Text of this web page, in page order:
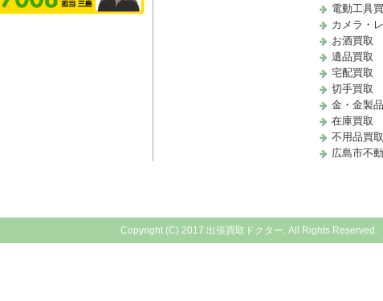
電動工具
カメラ・
お酒買取
遺品買取
宅配買取
切手買取
金・金製
在庫買取
不用品買取
広島市不
Copyright (C) 2017.出張買取ドクター. All Rights Reserved.